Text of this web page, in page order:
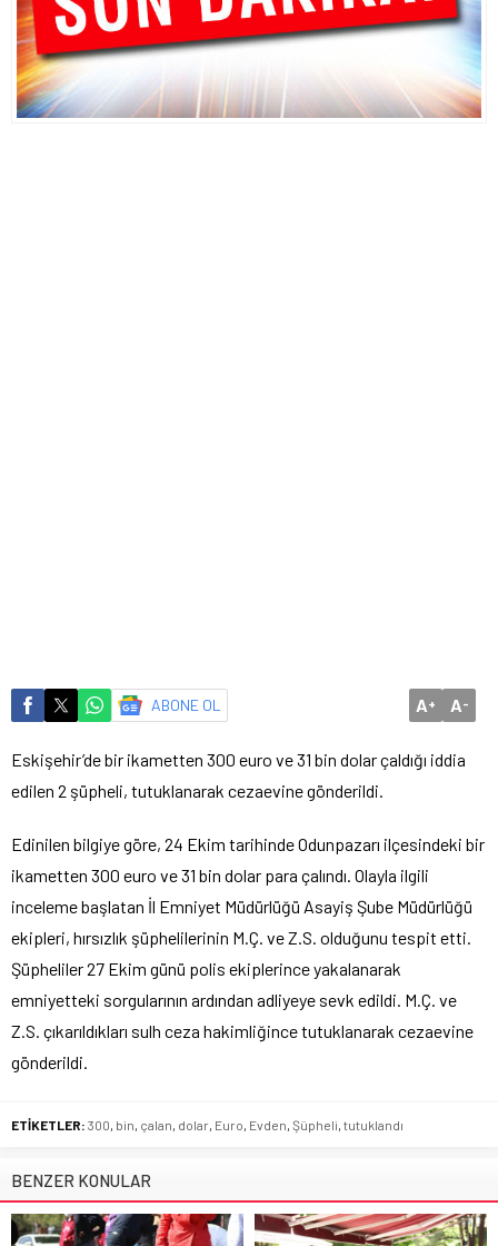
Kick.com Rraenee: Dijital Dünyada Öne Çıkan Bir İsim
ABONE OL A+ A-
Eskişehir’de bir ikametten 300 euro ve 31 bin dolar çaldığı iddia
edilen 2 şüpheli, tutuklanarak cezaevine gönderildi.
Edinilen bilgiye göre, 24 Ekim tarihinde Odunpazarı ilçesindeki bir
ikametten 300 euro ve 31 bin dolar para çalındı. Olayla ilgili
inceleme başlatan İl Emniyet Müdürlüğü Asayiş Şube Müdürlüğü
ekipleri, hırsızlık şüphelilerinin M.Ç. ve Z.S. olduğunu tespit etti.
Şüpheliler 27 Ekim günü polis ekiplerince yakalanarak
emniyetteki sorgularının ardından adliyeye sevk edildi. M.Ç. ve
Z.S. çıkarıldıkları sulh ceza hakimliğince tutuklanarak cezaevine
gönderildi.
ETİKETLER: 300 bin çalan dolar Euro Evden Şüpheli tutuklandı
BENZER KONULAR